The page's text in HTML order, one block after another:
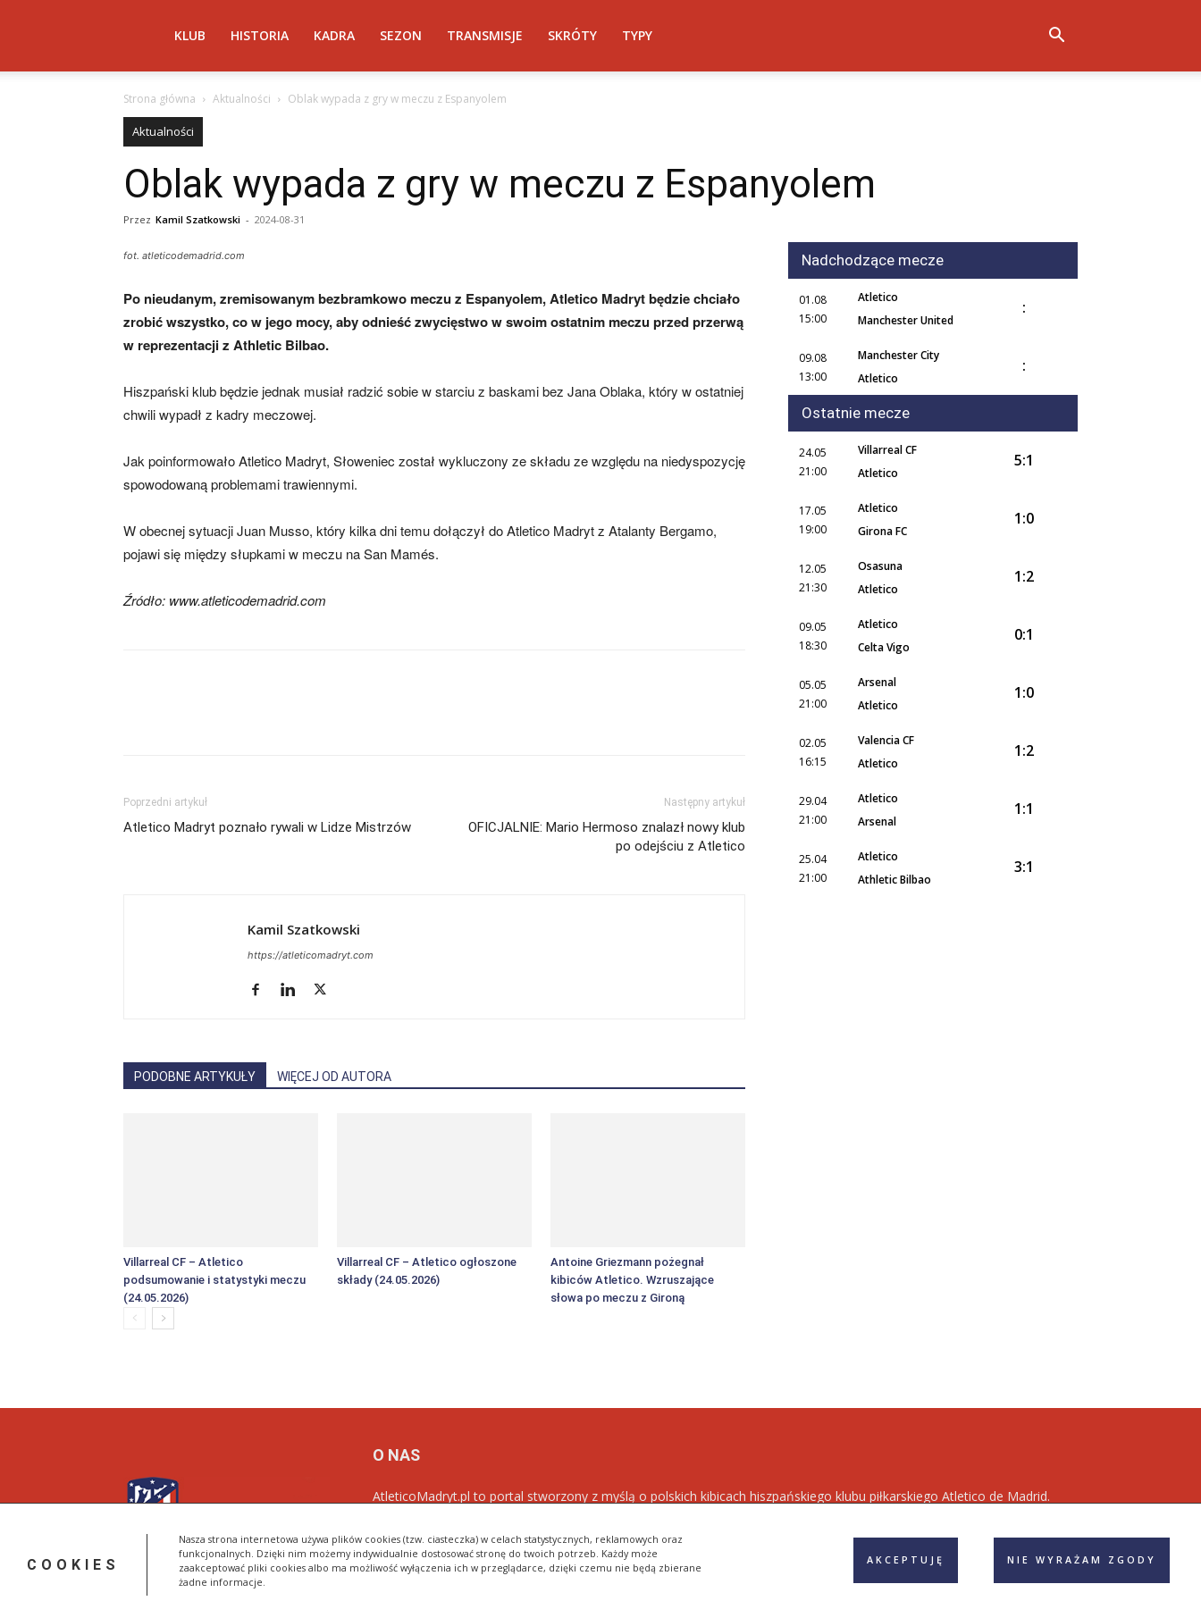
COOKIES
Nasza strona internetowa używa plików cookies (tzw. ciasteczka) w celach statystycznych, reklamowych oraz
funkcjonalnych. Dzięki nim możemy indywidualnie dostosować stronę do twoich potrzeb. Każdy może
zaakceptować pliki cookies albo ma możliwość wyłączenia ich w przeglądarce, dzięki czemu nie będą zbierane
żadne informacje.
AKCEPTUJĘ NIE WYRAŻAM ZGODY
Madryt
–
AtleticoMadryt.pl
KLUB HISTORIA KADRA SEZON TRANSMISJE SKRÓTY TYPY
Strona główna Aktualności Oblak wypada z gry w meczu z Espanyolem
Aktualności
Oblak wypada z gry w meczu z Espanyolem
Przez Kamil Szatkowski - 2024-08-31
fot. atleticodemadrid.com
Po nieudanym, zremisowanym bezbramkowo meczu z Espanyolem, Atletico Madryt będzie chciało
zrobić wszystko, co w jego mocy, aby odnieść zwycięstwo w swoim ostatnim meczu przed przerwą
w reprezentacji z Athletic Bilbao.
Hiszpański klub będzie jednak musiał radzić sobie w starciu z baskami bez Jana Oblaka, który w ostatniej
chwili wypadł z kadry meczowej.
Jak poinformowało Atletico Madryt, Słoweniec został wykluczony ze składu ze względu na niedyspozycję
spowodowaną problemami trawiennymi.
W obecnej sytuacji Juan Musso, który kilka dni temu dołączył do Atletico Madryt z Atalanty Bergamo,
pojawi się między słupkami w meczu na San Mamés.
Źródło: www.atleticodemadrid.com
Poprzedni artykuł
Atletico Madryt poznało rywali w Lidze Mistrzów
Następny artykuł
OFICJALNIE: Mario Hermoso znalazł nowy klub
po odejściu z Atletico
Kamil Szatkowski
https://atleticomadryt.com
PODOBNE ARTYKUŁY WIĘCEJ OD AUTORA
Villarreal CF – Atletico
podsumowanie i statystyki meczu
(24.05.2026)
Villarreal CF – Atletico ogłoszone
składy (24.05.2026)
Antoine Griezmann pożegnał
kibiców Atletico. Wzruszające
słowa po meczu z Gironą
Nadchodzące mecze
01.08
15:00
Atletico
Manchester United
:
09.08
13:00
Manchester City
Atletico
:
Ostatnie mecze
24.05
21:00
Villarreal CF
Atletico
5:1
17.05
19:00
Atletico
Girona FC
1:0
12.05
21:30
Osasuna
Atletico
1:2
09.05
18:30
Atletico
Celta Vigo
0:1
05.05
21:00
Arsenal
Atletico
1:0
02.05
16:15
Valencia CF
Atletico
1:2
29.04
21:00
Atletico
Arsenal
1:1
25.04
21:00
Atletico
Athletic Bilbao
3:1
O NAS
AtleticoMadryt.pl to portal stworzony z myślą o polskich kibicach hiszpańskiego klubu piłkarskiego Atletico de Madrid.
Rojiblancos.